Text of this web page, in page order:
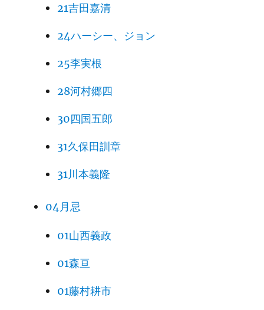
21吉田嘉清
24ハーシー、ジョン
25李実根
28河村郷四
30四国五郎
31久保田訓章
31川本義隆
04月忌
01山西義政
01森亘
01藤村耕市